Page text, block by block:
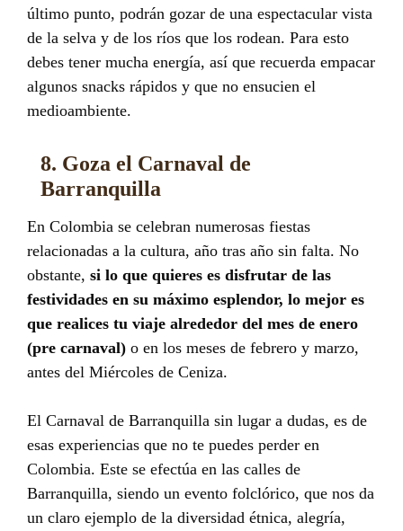
último punto, podrán gozar de una espectacular vista
de la selva y de los ríos que los rodean. Para esto
debes tener mucha energía, así que recuerda empacar
algunos snacks rápidos y que no ensucien el
medioambiente.
8. Goza el Carnaval de
Barranquilla
En Colombia se celebran numerosas fiestas
relacionadas a la cultura, año tras año sin falta. No
obstante, si lo que quieres es disfrutar de las
festividades en su máximo esplendor, lo mejor es
que realices tu viaje alrededor del mes de enero
(pre carnaval) o en los meses de febrero y marzo,
antes del Miércoles de Ceniza.
El Carnaval de Barranquilla sin lugar a dudas, es de
esas experiencias que no te puedes perder en
Colombia. Este se efectúa en las calles de
Barranquilla, siendo un evento folclórico, que nos da
un claro ejemplo de la diversidad étnica, alegría,